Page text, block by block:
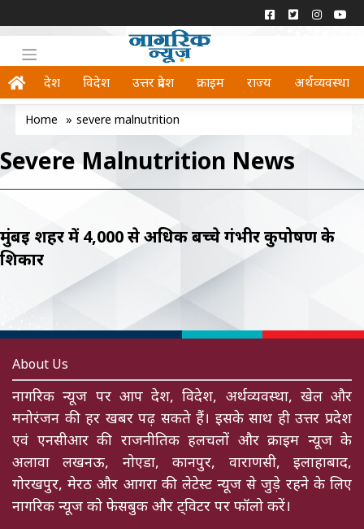
देश विदेश उत्तर प्रदेश क्राइम राज्य अर्थव्यवस्था
Home » severe malnutrition
Severe Malnutrition News
मुंबई शहर में 4,000 से अधिक बच्चे गंभीर कुपोषण के
शिकार
About Us
नागरिक न्यूज पर आप देश, विदेश, अर्थव्यवस्था, खेल और
मनोरंजन की हर खबर पढ़ सकते हैं। इसके साथ ही उत्तर प्रदेश
एवं एनसीआर की राजनीतिक हलचलों और क्राइम न्यूज के
अलावा लखनऊ, नोएडा, कानपुर, वाराणसी, इलाहाबाद,
गोरखपुर, मेरठ और आगरा की लेटेस्ट न्यूज से जुड़े रहने के लिए
नागरिक न्यूज को फेसबुक और ट्विटर पर फॉलो करें।